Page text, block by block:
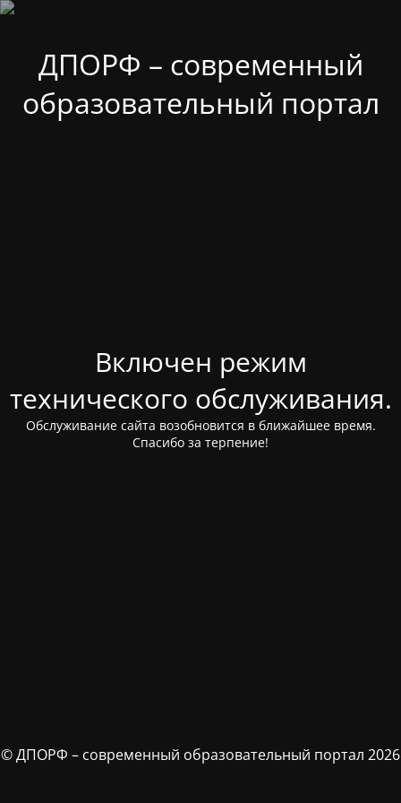
ДПОРФ – современный
образовательный портал
Включен режим
технического обслуживания.
Обслуживание сайта возобновится в ближайшее время.
Спасибо за терпение!
© ДПОРФ – современный образовательный портал 2026